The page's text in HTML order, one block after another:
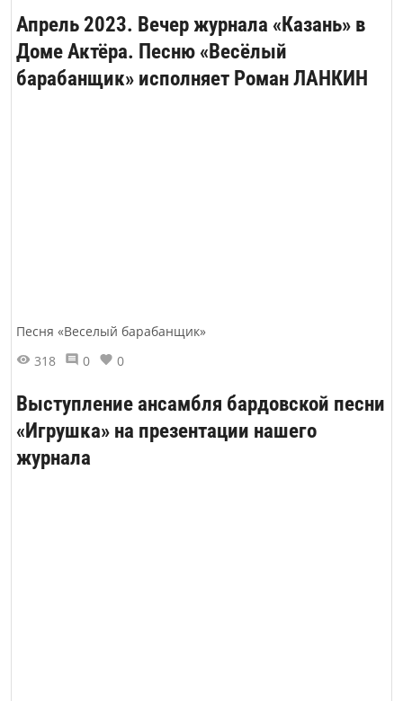
Апрель 2023. Вечер журнала «Казань» в
Доме Актёра. Песню «Весёлый
барабанщик» исполняет Роман ЛАНКИН
Песня «Веселый барабанщик»
318
0 0
Выступление ансамбля бардовской песни
«Игрушка» на презентации нашего
журнала
университета.